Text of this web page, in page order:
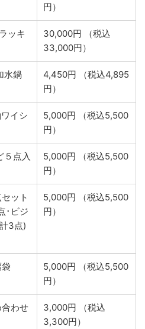
円）
ッキ
30,000円 （税込
33,000円）
水鍋
4,450円 （税込4,895
円）
イシ
5,000円 （税込5,500
円）
５点入
5,000円 （税込5,500
円）
ット
･ビジ
3点)
5,000円 （税込5,500
円）
5,000円 （税込5,500
円）
わせ
3,000円 （税込
3,300円）